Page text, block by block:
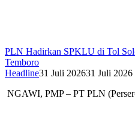
PLN Hadirkan SPKLU di Tol
Temboro
Headline31 Juli 202631 Juli 2026
NGAWI, PMP – PT PLN